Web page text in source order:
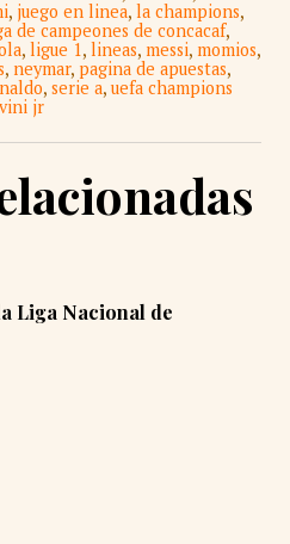
, juego en linea, la champions,
de campeones de concacaf,
, ligue 1, lineas, messi, momios,
, neymar, pagina de apuestas,
, serie a, uefa champions
vini jr
Liga Nacional de